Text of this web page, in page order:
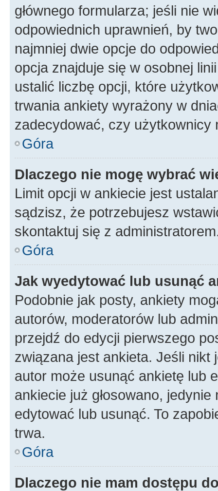
głównego formularza; jeśli nie
odpowiednich uprawnień, by
najmniej dwie opcje do
opcja znajduje się w osobnej
ustalić liczbę opcji, które
trwania ankiety wyrażony w
zadecydować, czy użytkownicy
Góra
Dlaczego nie mogę wybrać
Limit opcji w ankiecie jest
sądzisz, że potrzebujesz
skontaktuj się z
Góra
Jak wyedytować lub usunąć
Podobnie jak posty, ankiety
autorów, moderatorów lub
przejdź do edycji pierwszego
związana jest ankieta. Jeśli nikt
autor może usunąć ankietę lub
ankiecie już głosowano,
edytować lub usunąć. To
trwa.
Góra
Dlaczego nie mam dostępu